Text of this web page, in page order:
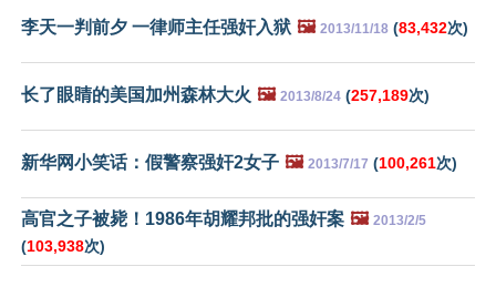
李天一判前夕 一律师主任强奸入狱 🖼️ 2013/11/18 (83,432次)
长了眼睛的美国加州森林大火 🖼️ 2013/8/24 (257,189次)
新华网小笑话：假警察强奸2女子 🖼️ 2013/7/17 (100,261次)
高官之子被毙！1986年胡耀邦批的强奸案 🖼️ 2013/2/5
(103,938次)